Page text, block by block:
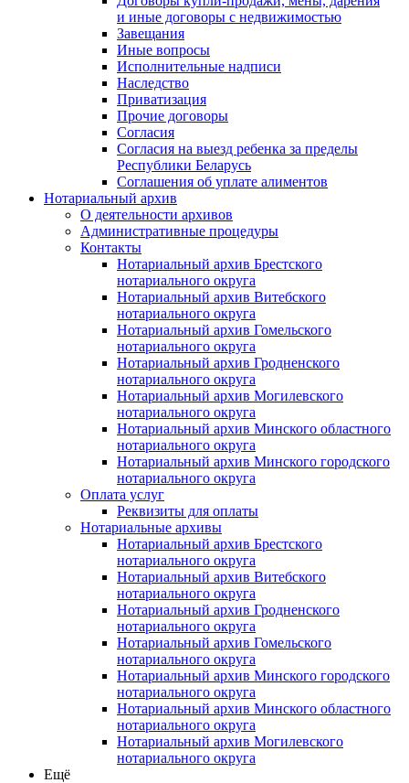
и иные договоры с недвижимостью
Завещания
Иные вопросы
Исполнительные надписи
Наследство
Приватизация
Прочие договоры
Согласия
Согласия на выезд ребенка за пределы
Республики Беларусь
Соглашения об уплате алиментов
Нотариальный архив
О деятельности архивов
Административные процедуры
Контакты
Нотариальный архив Брестского
нотариального округа
Нотариальный архив Витебского
нотариального округа
Нотариальный архив Гомельского
нотариального округа
Нотариальный архив Гродненского
нотариального округа
Нотариальный архив Могилевского
нотариального округа
Нотариальный архив Минского областного
нотариального округа
Нотариальный архив Минского городского
нотариального округа
Оплата услуг
Реквизиты для оплаты
Нотариальные архивы
Нотариальный архив Брестского
нотариального округа
Нотариальный архив Витебского
нотариального округа
Нотариальный архив Гродненского
нотариального округа
Нотариальный архив Гомельского
нотариального округа
Нотариальный архив Минского городского
нотариального округа
Нотариальный архив Минского областного
нотариального округа
Нотариальный архив Могилевского
нотариального округа
Ещё